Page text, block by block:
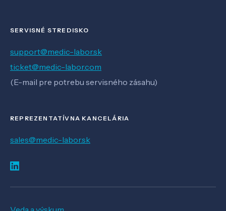
SERVISNÉ STREDISKO
support@medic-labor.sk
ticket@medic-labor.com
(E-mail pre potrebu servisného zásahu)
REPREZENTATÍVNA KANCELÁRIA
sales@medic-labor.sk